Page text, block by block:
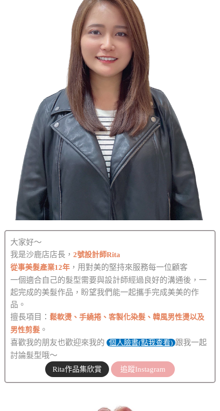
大家好～
我是沙鹿店店長，2號設計師Rita
從事美髮產業12年 ，用對美的堅持來服務每一位顧客
一個適合自己的髮型需要與設計師經過良好的溝通後，一
起完成的美髮作品，盼望我們能一起攜手完成美美的作
品。
擅長項目：鬆軟燙、手繞捲、客製化染髮、韓風男性燙以及
男性剪髮 。
喜歡我的朋友也歡迎來我的 個人臉書(點我查看) 跟我一起
討論髮型哦～
Rita作品集欣賞 追蹤Instagram